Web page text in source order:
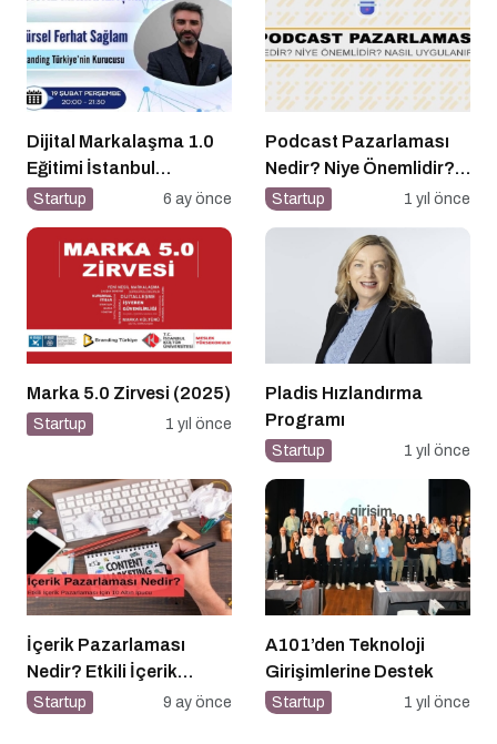
Dijital Markalaşma 1.0
Eğitimi İstanbul
Üniversitesi’nde
Startup 6 ay önce
Podcast Pazarlaması
Nedir? Niye Önemlidir?
Podcast Pazarlaması
Startup 1 yıl önce
Marka 5.0 Zirvesi (2025)
Startup 1 yıl önce
Pladis Hızlandırma
Programı
Startup 1 yıl önce
İçerik Pazarlaması
Nedir? Etkili İçerik
Pazarlaması İçin 10
Startup 9 ay önce
A101’den Teknoloji
Girişimlerine Destek
Startup 1 yıl önce